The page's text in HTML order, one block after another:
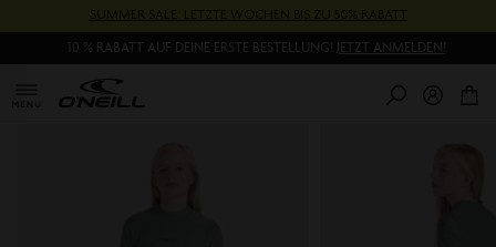
SUMMER SALE: LETZTE WOCHEN BIS ZU 50% RABATT
10 % RABATT AUF DEINE ERSTE BESTELLUNG! JETZT ANMELDEN!